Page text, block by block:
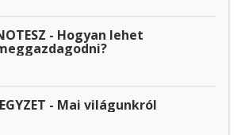
- Hogyan lehet
- Mai világunkról